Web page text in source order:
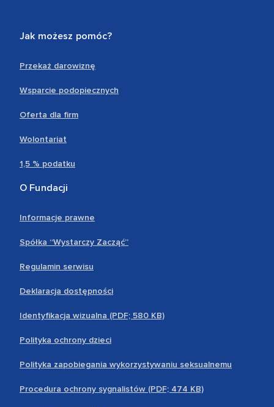
Jak możesz pomóc?
Przekaż darowiznę
Wsparcie podopiecznych
Oferta dla firm
Wolontariat
1,5 % podatku
O Fundacji
Informacje prawne
Spółka “Wystarczy Zacząć”
Regulamin serwisu
Deklaracja dostępności
Identyfikacja wizualna (PDF; 580 KB)
Polityka ochrony dzieci
Polityka zapobiegania wykorzystywaniu seksualnemu
Procedura ochrony sygnalistów (PDF; 474 KB)